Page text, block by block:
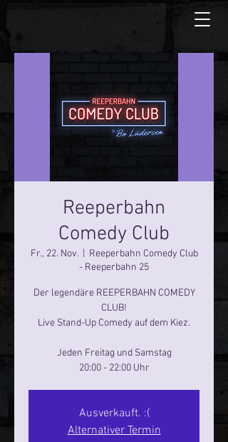
Reeperbahn
Comedy Club
Fr., 22. Nov.
  |
Reeperbahn Comedy Club
- Reeperbahn 25
Der legendäre REEPERBAHN COMEDY
CLUB!
Live Stand-Up Comedy auf dem Kiez.
Jeden Freitag und Samstag
20:00 - 22:00 Uhr
Ausverkauft. :(
Alternativer Termin